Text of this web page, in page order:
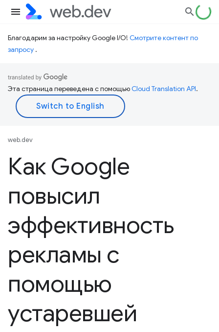
Благодарим за настройку Google I/O! Смотрите контент по
запросу .
Эта страница переведена с помощьюCloud Translation API.
web.dev
Как Google
повысил
эффективность
рекламы с
помощью
устаревшей